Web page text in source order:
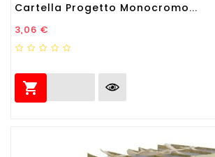
Cartella Progetto Monocromo...
Prezzo
3,06 €
